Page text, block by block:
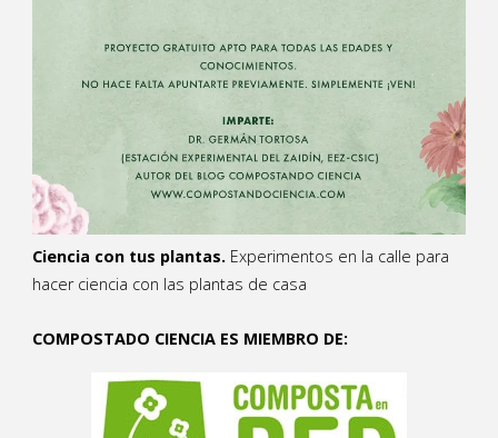
Ciencia con tus plantas. Experimentos en la calle para
hacer ciencia con las plantas de casa
COMPOSTADO CIENCIA ES MIEMBRO DE: